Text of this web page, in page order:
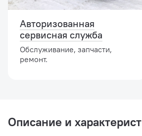
Авторизованная
сервисная служба
Обслуживание, запчасти,
ремонт.
Описание и